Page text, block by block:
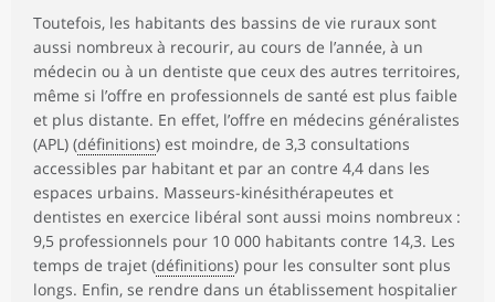
Toutefois, les habitants des bassins de vie ruraux sont
aussi nombreux à recourir, au cours de l’année, à un
médecin ou à un dentiste que ceux des autres territoires,
même si l’offre en professionnels de santé est plus faible
et plus distante. En effet, l’offre en médecins généralistes
(APL) (définitions) est moindre, de 3,3 consultations
accessibles par habitant et par an contre 4,4 dans les
espaces urbains. Masseurs-kinésithérapeutes et
dentistes en exercice libéral sont aussi moins nombreux :
9,5 professionnels pour 10 000 habitants contre 14,3. Les
temps de trajet (définitions) pour les consulter sont plus
longs. Enfin, se rendre dans un établissement hospitalier